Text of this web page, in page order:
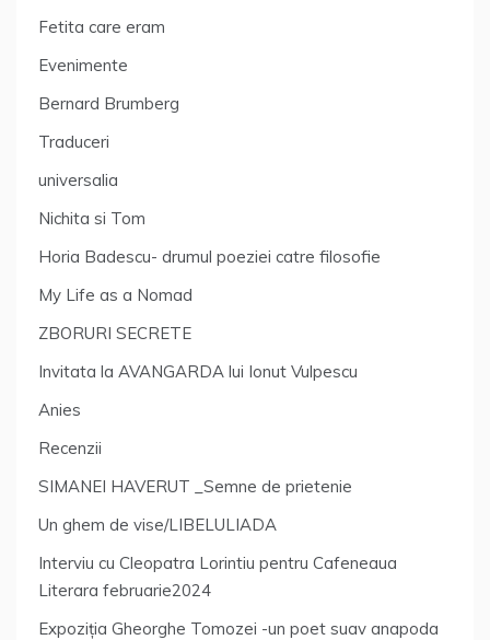
Fetita care eram
Evenimente
Bernard Brumberg
Traduceri
universalia
Nichita si Tom
Horia Badescu- drumul poeziei catre filosofie
My Life as a Nomad
ZBORURI SECRETE
Invitata la AVANGARDA lui Ionut Vulpescu
Anies
Recenzii
SIMANEI HAVERUT _Semne de prietenie
Un ghem de vise/LIBELULIADA
Interviu cu Cleopatra Lorintiu pentru Cafeneaua
Literara februarie2024
Expoziția Gheorghe Tomozei -un poet suav anapoda